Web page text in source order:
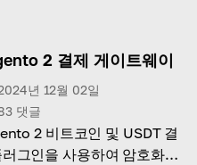
2 결제 게이트웨이
년 12월 02일
댓글
2 비트코인 및 USDT 결
그인을 사용하여 암호화폐